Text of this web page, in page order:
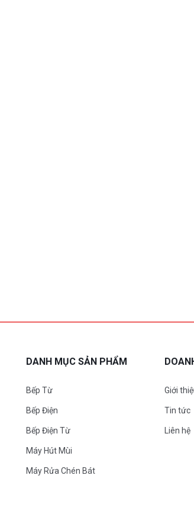
DANH MỤC SẢN PHẨM
Bếp Từ
Bếp Điện
Bếp Điện Từ
Máy Hút Mùi
Máy Rửa Chén Bát
Giới
Tin tức
Liên hệ